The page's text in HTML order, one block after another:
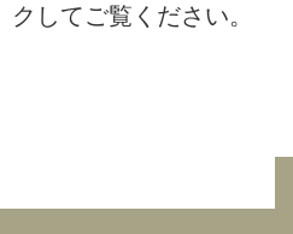
クしてご覧ください。